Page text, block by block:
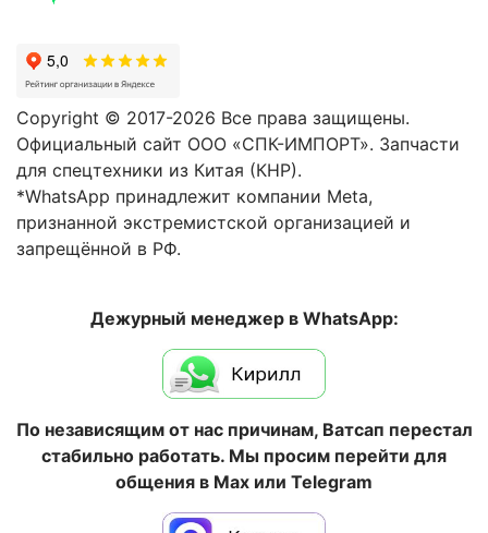
Copyright © 2017-2026 Все права защищены.
Официальный сайт ООО «СПК-ИМПОРТ». Запчасти
для спецтехники из Китая (КНР).
*WhatsApp принадлежит компании Meta,
признанной экстремистской организацией и
запрещённой в РФ.
Дежурный менеджер в WhatsApp:
По независящим от нас причинам, Ватсап перестал
стабильно работать. Мы просим перейти для
общения в Max или Telegram